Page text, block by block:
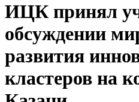
ИЦК принял
обсуждении
развития
кластеров на